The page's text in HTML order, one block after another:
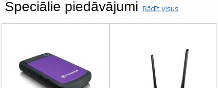
Speciālie piedāvājumi Rādīt visus